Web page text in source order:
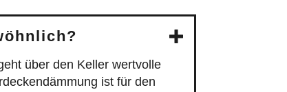
über den Keller wertvolle
ist für den
führt dazu, dass die